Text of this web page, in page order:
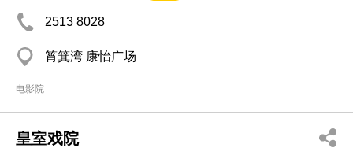
2513 8028
筲箕湾 康怡广场
电影院
皇室戏院